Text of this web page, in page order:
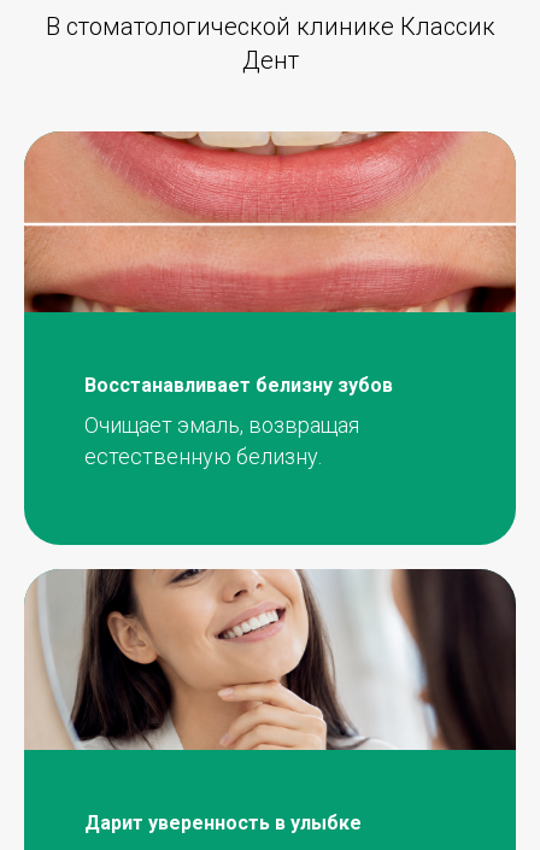
В стоматологической клинике Классик
Дент
Восстанавливает белизну зубов
Очищает эмаль, возвращая
естественную белизну.
Дарит уверенность в улыбке